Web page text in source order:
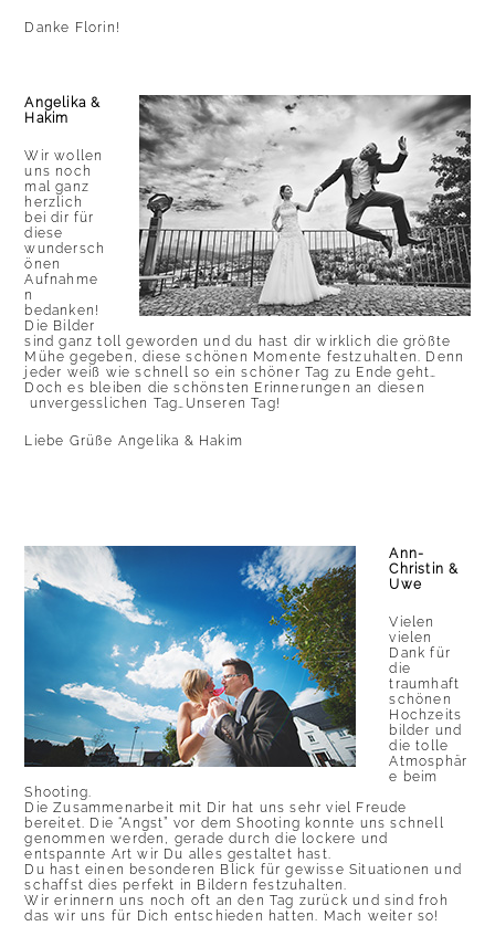
Danke Florin!
Angelika &
Hakim
Wir wollen
uns noch
mal ganz
herzlich
bei dir für
diese
wundersch
önen
Aufnahme
n
bedanken!
Die Bilder
sind ganz toll geworden und du hast dir wirklich die größte
Mühe gegeben, diese schönen Momente festzuhalten. Denn
jeder weiß wie schnell so ein schöner Tag zu Ende geht…
Doch es bleiben die schönsten Erinnerungen an diesen
unvergesslichen Tag…Unseren Tag!
Liebe Grüße Angelika & Hakim
Ann-
Christin &
Uwe
Vielen
vielen
Dank für
die
traumhaft
schönen
Hochzeits
bilder und
die tolle
Atmosphär
e beim
Shooting.
Die Zusammenarbeit mit Dir hat uns sehr viel Freude
bereitet. Die “Angst” vor dem Shooting konnte uns schnell
genommen werden, gerade durch die lockere und
entspannte Art wir Du alles gestaltet hast.
Du hast einen besonderen Blick für gewisse Situationen und
schaffst dies perfekt in Bildern festzuhalten.
Wir erinnern uns noch oft an den Tag zurück und sind froh
das wir uns für Dich entschieden hatten. Mach weiter so!